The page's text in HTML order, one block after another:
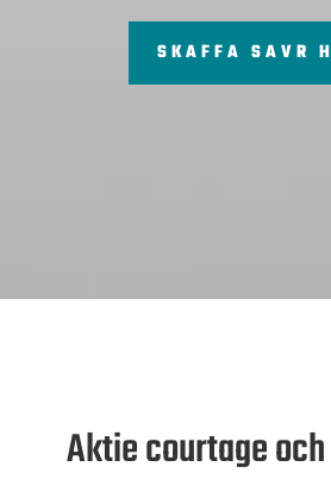
SKAFFA SAVR
Aktie courtage